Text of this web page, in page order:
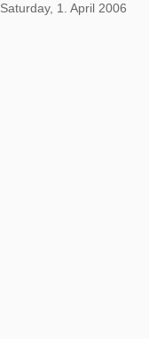
Saturday, 1. April 2006